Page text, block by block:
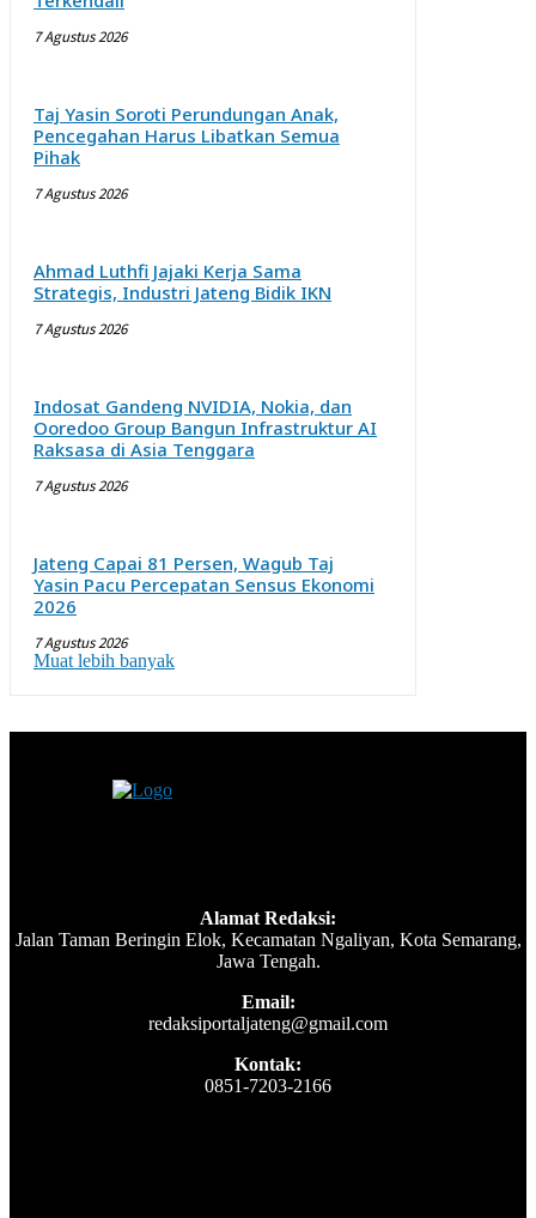
7 Agustus 2026
Taj Yasin Soroti Perundungan Anak,
Pencegahan Harus Libatkan Semua
Pihak
7 Agustus 2026
Ahmad Luthfi Jajaki Kerja Sama
Strategis, Industri Jateng Bidik IKN
7 Agustus 2026
Indosat Gandeng NVIDIA, Nokia, dan
Ooredoo Group Bangun Infrastruktur AI
Raksasa di Asia Tenggara
7 Agustus 2026
Jateng Capai 81 Persen, Wagub Taj
Yasin Pacu Percepatan Sensus Ekonomi
2026
7 Agustus 2026
Muat lebih banyak
Alamat Redaksi:
Jalan Taman Beringin Elok, Kecamatan Ngaliyan, Kota Semarang,
Jawa Tengah.
Email:
redaksiportaljateng@gmail.com
Kontak:
0851-7203-2166